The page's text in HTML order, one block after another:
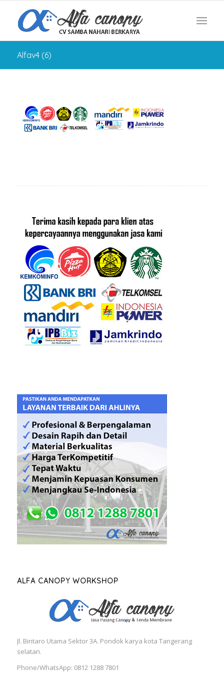
Alfav4 (6)
ALFA CANOPY WORKSHOP
Jl. Bintaro Utama Sektor 3A. Pondok karya kota Tangerang
selatan.
Phone/WhatsApp: 0812 1288 7801